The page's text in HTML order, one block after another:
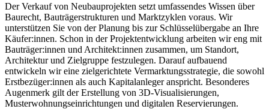
Der Verkauf von Neubauprojekten setzt umfassendes Wissen über
Baurecht, Bauträgerstrukturen und Marktzyklen voraus. Wir
unterstützen Sie von der Planung bis zur Schlüsselübergabe an Ihre
Käufer:innen. Schon in der Projektentwicklung arbeiten wir eng mit
Bauträger:innen und Architekt:innen zusammen, um Standort,
Architektur und Zielgruppe festzulegen. Darauf aufbauend
entwickeln wir eine zielgerichtete Vermarktungsstrategie, die sowohl
Erstbezüger:innen als auch Kapitalanleger anspricht. Besonderes
Augenmerk gilt der Erstellung von 3D-Visualisierungen,
Musterwohnungseinrichtungen und digitalen Reservierungen.